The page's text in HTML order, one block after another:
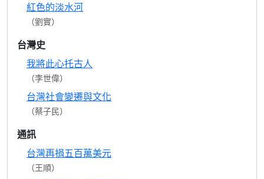
紅色的淡水河
（劉實）
台灣史
我將此心托古人
（李世偉）
台灣社會變遷與文化
（蔡子民）
通訊
台灣再捐五百萬美元
（王順）